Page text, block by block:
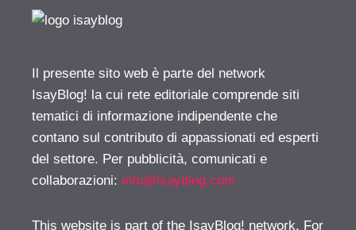
Il presente sito web è parte del network
IsayBlog! la cui rete editoriale comprende siti
tematici di informazione indipendente che
contano sul contributo di appassionati ed esperti
del settore. Per pubblicità, comunicati e
collaborazioni: info@isayblog.com
This website is part of the IsayBlog! network. For